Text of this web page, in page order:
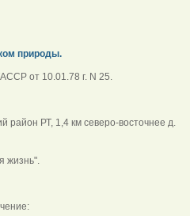
природы.
от 10.01.78 г. N 25.
район РТ, 1,4 км северо-восточнее д.
жизнь".